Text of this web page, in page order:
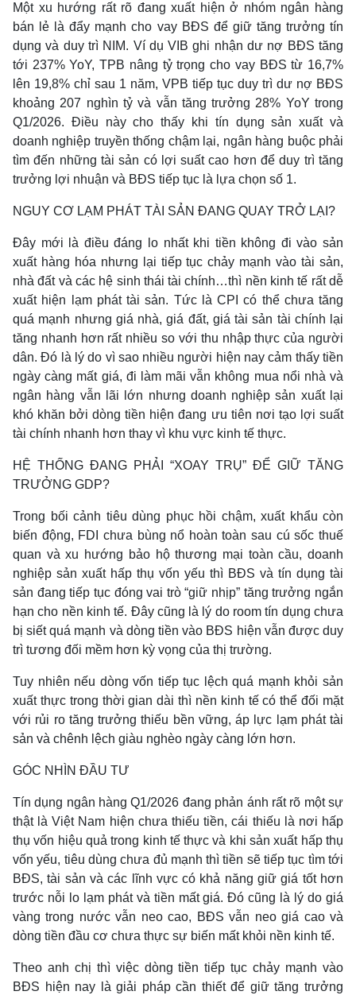
Một xu hướng rất rõ đang xuất hiện ở nhóm ngân hàng
bán lẻ là đẩy mạnh cho vay BĐS để giữ tăng trưởng tín
dụng và duy trì NIM. Ví dụ VIB ghi nhận dư nợ BĐS tăng
tới 237% YoY, TPB nâng tỷ trọng cho vay BĐS từ 16,7%
lên 19,8% chỉ sau 1 năm, VPB tiếp tục duy trì dư nợ BĐS
khoảng 207 nghìn tỷ và vẫn tăng trưởng 28% YoY trong
Q1/2026. Điều này cho thấy khi tín dụng sản xuất và
doanh nghiệp truyền thống chậm lại, ngân hàng buộc phải
tìm đến những tài sản có lợi suất cao hơn để duy trì tăng
trưởng lợi nhuận và BĐS tiếp tục là lựa chọn số 1.
NGUY CƠ LẠM PHÁT TÀI SẢN ĐANG QUAY TRỞ LẠI?
Đây mới là điều đáng lo nhất khi tiền không đi vào sản
xuất hàng hóa nhưng lại tiếp tục chảy mạnh vào tài sản,
nhà đất và các hệ sinh thái tài chính…thì nền kinh tế rất dễ
xuất hiện lạm phát tài sản. Tức là CPI có thể chưa tăng
quá mạnh nhưng giá nhà, giá đất, giá tài sản tài chính lại
tăng nhanh hơn rất nhiều so với thu nhập thực của người
dân. Đó là lý do vì sao nhiều người hiện nay cảm thấy tiền
ngày càng mất giá, đi làm mãi vẫn không mua nổi nhà và
ngân hàng vẫn lãi lớn nhưng doanh nghiệp sản xuất lại
khó khăn bởi dòng tiền hiện đang ưu tiên nơi tạo lợi suất
tài chính nhanh hơn thay vì khu vực kinh tế thực.
HỆ THỐNG ĐANG PHẢI “XOAY TRỤ” ĐỂ GIỮ TĂNG
TRƯỞNG GDP?
Trong bối cảnh tiêu dùng phục hồi chậm, xuất khẩu còn
biến động, FDI chưa bùng nổ hoàn toàn sau cú sốc thuế
quan và xu hướng bảo hộ thương mại toàn cầu, doanh
nghiệp sản xuất hấp thụ vốn yếu thì BĐS và tín dụng tài
sản đang tiếp tục đóng vai trò “giữ nhịp” tăng trưởng ngắn
hạn cho nền kinh tế. Đây cũng là lý do room tín dụng chưa
bị siết quá mạnh và dòng tiền vào BĐS hiện vẫn được duy
trì tương đối mềm hơn kỳ vọng của thị trường.
Tuy nhiên nếu dòng vốn tiếp tục lệch quá mạnh khỏi sản
xuất thực trong thời gian dài thì nền kinh tế có thể đối mặt
với rủi ro tăng trưởng thiếu bền vững, áp lực lạm phát tài
sản và chênh lệch giàu nghèo ngày càng lớn hơn.
GÓC NHÌN ĐẦU TƯ
Tín dụng ngân hàng Q1/2026 đang phản ánh rất rõ một sự
thật là Việt Nam hiện chưa thiếu tiền, cái thiếu là nơi hấp
thụ vốn hiệu quả trong kinh tế thực và khi sản xuất hấp thụ
vốn yếu, tiêu dùng chưa đủ mạnh thì tiền sẽ tiếp tục tìm tới
BĐS, tài sản và các lĩnh vực có khả năng giữ giá tốt hơn
trước nỗi lo lạm phát và tiền mất giá. Đó cũng là lý do giá
vàng trong nước vẫn neo cao, BĐS vẫn neo giá cao và
dòng tiền đầu cơ chưa thực sự biến mất khỏi nền kinh tế.
Theo anh chị thì việc dòng tiền tiếp tục chảy mạnh vào
BĐS hiện nay là giải pháp cần thiết để giữ tăng trưởng